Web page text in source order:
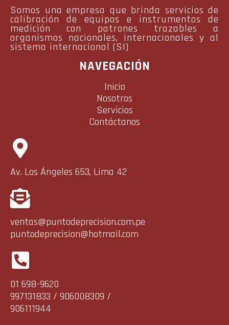
Somos una empresa que brinda servicios de
calibración de equipos e instrumentos de
medición con patrones trazables a
organismos nacionales, internacionales y al
sistema internacional (SI)
NAVEGACIÓN
Inicio
Nosotros
Servicios
Contáctanos
Av. Los Ángeles 653, Lima 42
ventas@puntodeprecision.com.pe
puntodeprecision@hotmail.com
01 698-9620
997131833 / 906008309 /
906111944